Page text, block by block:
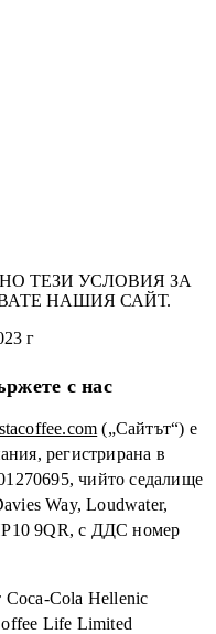
ТЕЗИ УСЛОВИЯ ЗА
НАШИЯ САЙТ.
г
с нас
(„Сайтът“) е
регистрирана в
чийто седалище
Way, Loudwater,
9QR, с ДДС номер
Coca-Cola Hellenic
Life Limited